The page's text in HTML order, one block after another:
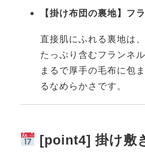
【掛け布団の裏地】フ
直接肌にふれる裏地は
たっぷり含むフランネル
まるで厚手の毛布に包
るなめらかさです。
[point4] 掛け敷